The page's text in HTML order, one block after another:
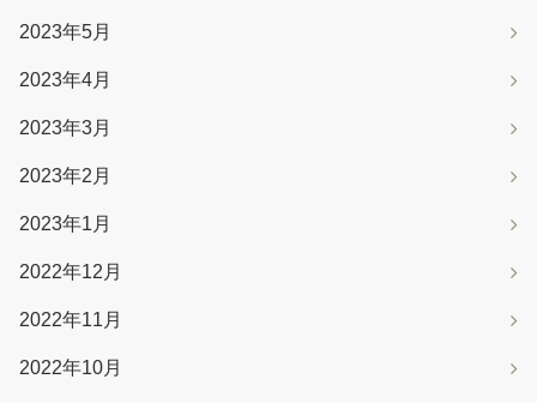
2023年5月
2023年4月
2023年3月
2023年2月
2023年1月
2022年12月
2022年11月
2022年10月